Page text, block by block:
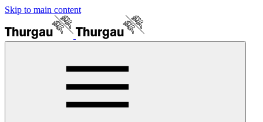
Skip to main content